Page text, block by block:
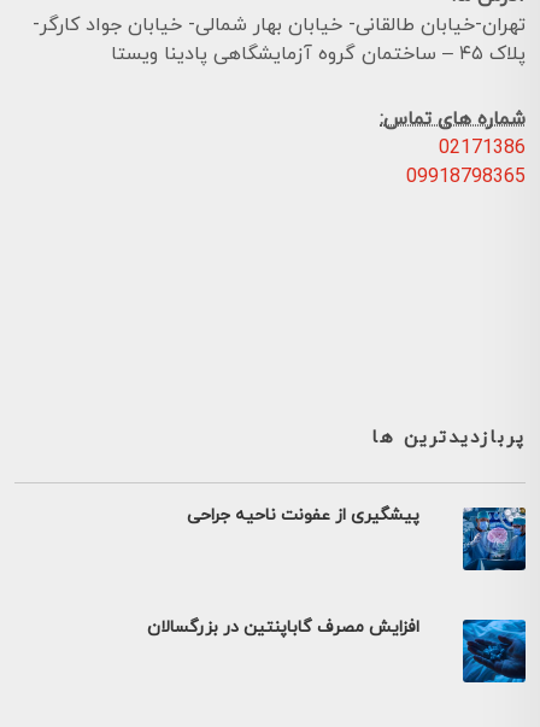
تهران-خیابان طالقانی- خیابان بهار شمالی- خیابان جواد کارگر-
پلاک ۴۵ – ساختمان گروه آزمایشگاهی پادینا ویستا
شماره های تماس:
02171386
09918798365
پربازدیدترین ها
پیشگیری از عفونت ناحیه جراحی
افزایش مصرف گاباپنتین در بزرگسالان